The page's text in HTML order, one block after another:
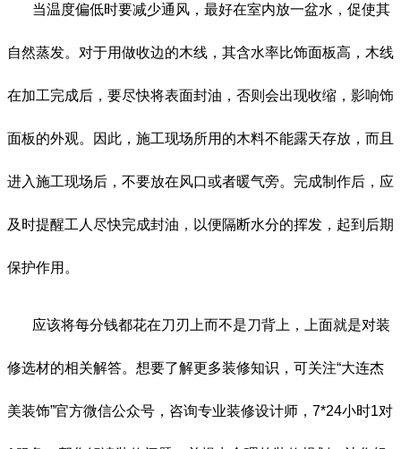
当温度偏低时要减少通风，最好在室内放一盆水，促使其
自然蒸发。对于用做收边的木线，其含水率比饰面板高，木线
在加工完成后，要尽快将表面封油，否则会出现收缩，影响饰
面板的外观。因此，施工现场所用的木料不能露天存放，而且
进入施工现场后，不要放在风口或者暖气旁。完成制作后，应
及时提醒工人尽快完成封油，以便隔断水分的挥发，起到后期
保护作用。
应该将每分钱都花在刀刃上而不是刀背上，上面就是对装
修选材的相关解答。想要了解更多装修知识，可关注“大连杰
美装饰”官方微信公众号，咨询专业装修设计师， 7*24小时1对